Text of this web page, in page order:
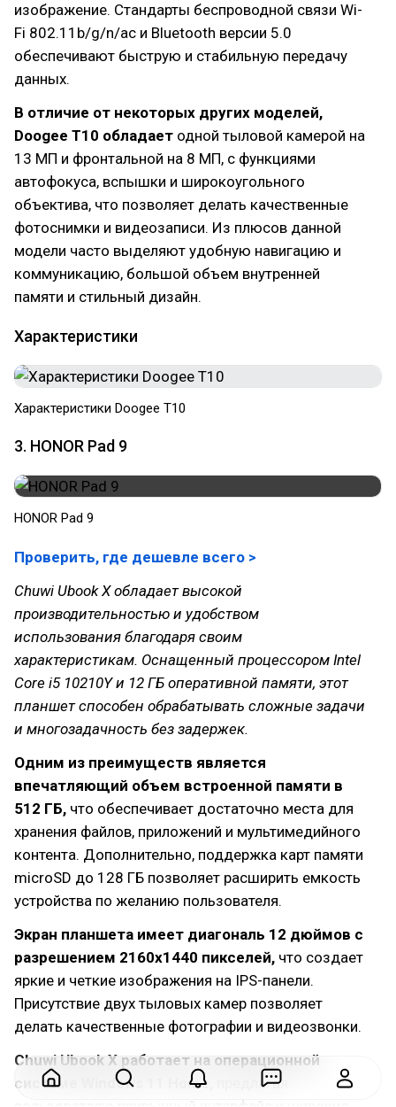
изображение. Стандарты беспроводной связи Wi-
Fi 802.11b/g/n/ac и Bluetooth версии 5.0
обеспечивают быструю и стабильную передачу
данных.
В отличие от некоторых других моделей,
Doogee T10 обладает одной тыловой камерой на
13 МП и фронтальной на 8 МП, с функциями
автофокуса, вспышки и широкоугольного
объектива, что позволяет делать качественные
фотоснимки и видеозаписи. Из плюсов данной
модели часто выделяют удобную навигацию и
коммуникацию, большой объем внутренней
памяти и стильный дизайн.
Характеристики
Характеристики Doogee T10
3. HONOR Pad 9
HONOR Pad 9
Проверить, где дешевле всего >
Chuwi Ubook X обладает высокой
производительностью и удобством
использования благодаря своим
характеристикам. Оснащенный процессором Intel
Core i5 10210Y и 12 ГБ оперативной памяти, этот
планшет способен обрабатывать сложные задачи
и многозадачность без задержек.
Одним из преимуществ является
впечатляющий объем встроенной памяти в
512 ГБ, что обеспечивает достаточно места для
хранения файлов, приложений и мультимедийного
контента. Дополнительно, поддержка карт памяти
microSD до 128 ГБ позволяет расширить емкость
устройства по желанию пользователя.
Экран планшета имеет диагональ 12 дюймов с
разрешением 2160x1440 пикселей, что создает
яркие и четкие изображения на IPS-панели.
Присутствие двух тыловых камер позволяет
делать качественные фотографии и видеозвонки.
Chuwi Ubook X работает на операционной
системе Windows 11 Home,
предлагая